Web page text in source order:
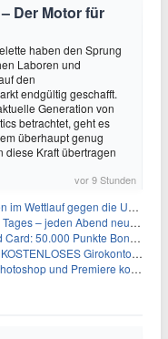
Der Motor für
haben den Sprung
Laboren und
den
endgültig geschafft.
Generation von
betrachtet, geht es
überhaupt genug
diese Kraft übertragen
vor 9 Stunden
die USA um Chip- und Technologiedominanz
Abend neue Deals zum Stöbern
Punkte Bonus + Metall-Kreditkarte
bei der Santander – 50€ schon nach 1 Woche!
Premiere kostenlos in ChatGPT